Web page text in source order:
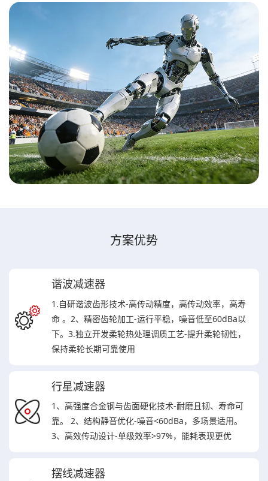
方案优势
谐波减速器
1.自研谐波齿形技术-高传动精度，高传动效率，高寿
命 。2、精密齿轮加工-运行平稳，噪音低至60dBa以
下。3.独立开发柔轮热处理调质工艺-提升柔轮韧性，
保持柔轮长期可靠使用
行星减速器
1、高强度合金钢与齿面硬化技术-耐磨且韧、寿命可
靠。 2、结构静音优化-噪音<60dBa，多场景适用。
3、高效传动设计-单级效率>97%，能耗表现更优
摆线减速器